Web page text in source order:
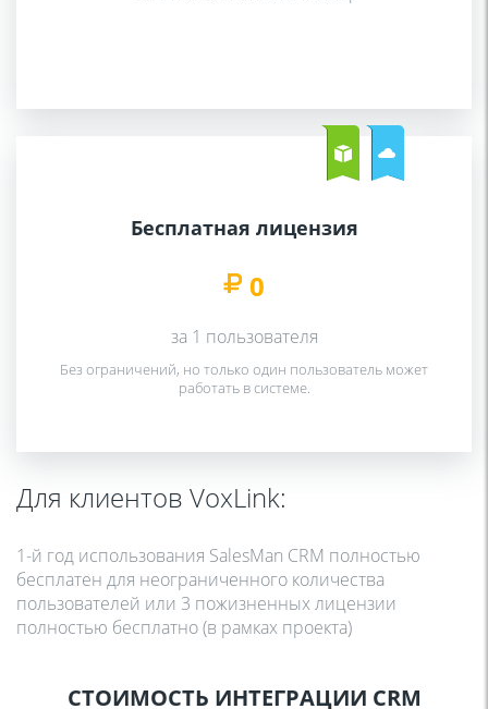
Бесплатная лицензия
0
за 1 пользователя
Без ограничений, но только один пользователь может
работать в системе.
Для клиентов VoxLink:
1-й год использования SalesMan CRM полностью
бесплатен для неограниченного количества
пользователей или 3 пожизненных лицензии
полностью бесплатно (в рамках проекта)
СТОИМОСТЬ ИНТЕГРАЦИИ CRM